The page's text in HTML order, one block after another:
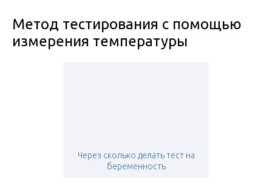
Метод тестирования с помощью
измерения температуры
Через сколько делать тест на
беременность